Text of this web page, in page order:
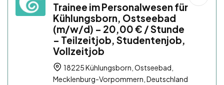
Trainee im Personalwesen für
Kühlungsborn, Ostseebad
(m/w/d) – 20,00 € / Stunde
– Teilzeitjob, Studentenjob,
Vollzeitjob
18225 Kühlungsborn, Ostseebad,
Mecklenburg-Vorpommern, Deutschland